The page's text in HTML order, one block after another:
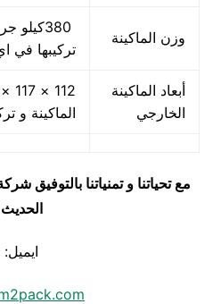
وزن الماكينة
تركيبها في
أبعاد الماكينة
الخارجي
الماكينة و
مع تحياتنا و تمنياتنا بالتوفيق
الحديث
ايميل: